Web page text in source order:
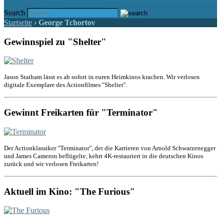
Search
Startseite › George Tchortov
Gewinnspiel zu "Shelter"
Jason Statham lässt es ab sofort in euren Heimkinos krachen. Wir verlosen
digitale Exemplare des Actionfilmes "Shelter".
Gewinnt Freikarten für "Terminator"
Der Actionklassiker "Terminator", der die Karrieren von Arnold Schwarzenegger
und James Cameron beflügelte, kehrt 4K-restauriert in die deutschen Kinos
zurück und wir verlosen Freikarten!
Aktuell im Kino: "The Furious"